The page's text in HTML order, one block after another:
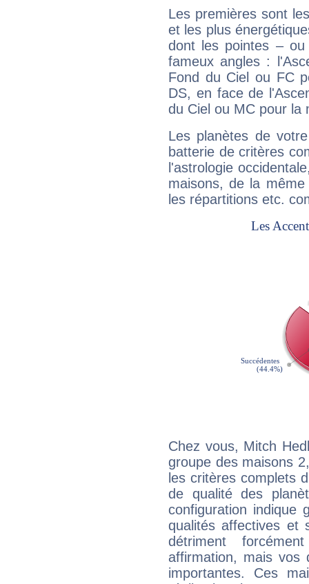
Les premières sont
et les plus
dont les pointes –
fameux angles :
Fond du Ciel ou FC
DS, en face de
du Ciel ou MC pour la
Les planètes de
batterie de critères
l'astrologie
maisons, de la
les répartitions etc.
Chez vous, Mitch
groupe des maisons
les critères complets
de qualité des
configuration indique
qualités affectives et
détriment
affirmation, mais
importantes. Ces